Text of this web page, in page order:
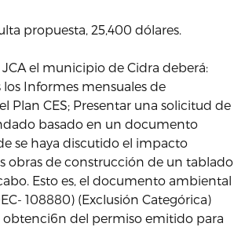
propuesta, 25,400 dólares.
el municipio de Cidra deberá:
Informes mensuales de
Plan CES; Presentar una solicitud de
basado en un documento
se haya discutido el impacto
obras de construcción de un tablado
Esto es, el documento ambiental
108880) (Exclusión Categórica)
obtenci6n del permiso emitido para